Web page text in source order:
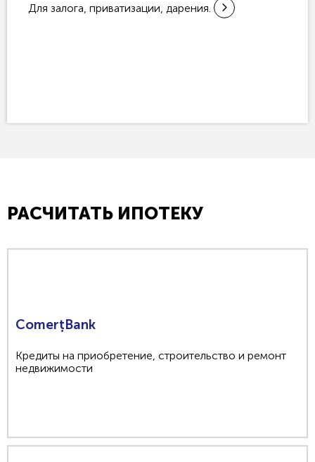
Для залога, приватизации, дарения.
РАСЧИТАТЬ ИПОТЕКУ
ComerțBank
Кредиты на приобретение, строительство и ремонт
недвижимости